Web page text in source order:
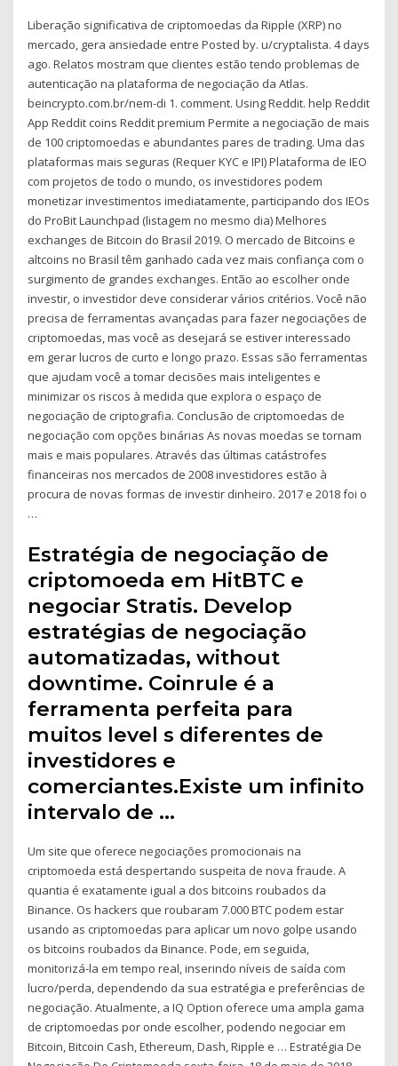
Liberação significativa de criptomoedas da Ripple (XRP) no
mercado, gera ansiedade entre Posted by. u/cryptalista. 4 days
ago. Relatos mostram que clientes estão tendo problemas de
autenticação na plataforma de negociação da Atlas.
beincrypto.com.br/nem-di 1. comment. Using Reddit. help Reddit
App Reddit coins Reddit premium Permite a negociação de mais
de 100 criptomoedas e abundantes pares de trading. Uma das
plataformas mais seguras (Requer KYC e IPI) Plataforma de IEO
com projetos de todo o mundo, os investidores podem
monetizar investimentos imediatamente, participando dos IEOs
do ProBit Launchpad (listagem no mesmo dia) Melhores
exchanges de Bitcoin do Brasil 2019. O mercado de Bitcoins e
altcoins no Brasil têm ganhado cada vez mais confiança com o
surgimento de grandes exchanges. Então ao escolher onde
investir, o investidor deve considerar vários critérios. Você não
precisa de ferramentas avançadas para fazer negociações de
criptomoedas, mas você as desejará se estiver interessado
em gerar lucros de curto e longo prazo. Essas são ferramentas
que ajudam você a tomar decisões mais inteligentes e
minimizar os riscos à medida que explora o espaço de
negociação de criptografia. Conclusão de criptomoedas de
negociação com opções binárias As novas moedas se tornam
mais e mais populares. Através das últimas catástrofes
financeiras nos mercados de 2008 investidores estão à
procura de novas formas de investir dinheiro. 2017 e 2018 foi o
…
Estratégia de negociação de
criptomoeda em HitBTC e
negociar Stratis. Develop
estratégias de negociação
automatizadas, without
downtime. Coinrule é a
ferramenta perfeita para
muitos level s diferentes de
investidores e
comerciantes.Existe um infinito
intervalo de …
Um site que oferece negociações promocionais na
criptomoeda está despertando suspeita de nova fraude. A
quantia é exatamente igual a dos bitcoins roubados da
Binance. Os hackers que roubaram 7.000 BTC podem estar
usando as criptomoedas para aplicar um novo golpe usando
os bitcoins roubados da Binance. Pode, em seguida,
monitorizá-la em tempo real, inserindo níveis de saída com
lucro/perda, dependendo da sua estratégia e preferências de
negociação. Atualmente, a IQ Option oferece uma ampla gama
de criptomoedas por onde escolher, podendo negociar em
Bitcoin, Bitcoin Cash, Ethereum, Dash, Ripple e … Estratégia De